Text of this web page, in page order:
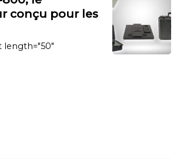
conçu pour les